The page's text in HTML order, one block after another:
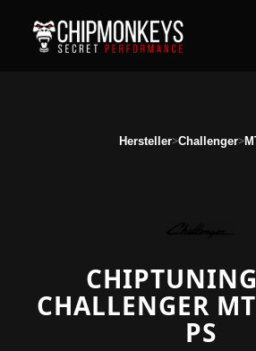
Hersteller>Challenger>
CHALLENGER
PS